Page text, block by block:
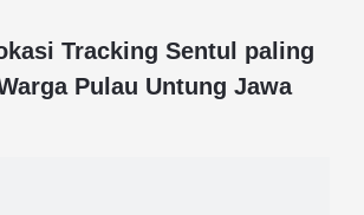
Tracking Sentul paling
Pulau Untung Jawa